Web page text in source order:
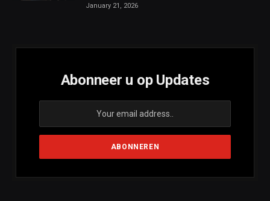
January 21, 2026
Abonneer u op Updates